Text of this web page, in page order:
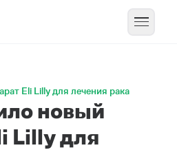
Eli Lilly для лечения рака
новый
Lilly для